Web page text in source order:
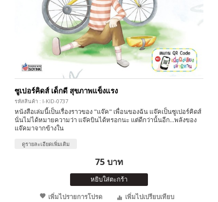
ซูเปอร์คิดส์ เด็กดี สุขภาพแข็งแรง
รหัสสินค้า : I-KID-0737
หนังสือเล่มนี้เป็นเรื่องราวของ "แจ๊ค" เพื่อนของฉัน แจ๊คเป็นซูเปอร์คิดส์
นั่นไม่ได้หมายความว่า แจ๊คบินได้หรอกนะ แต่ดีกว่านั้นอีก...พลังของ
แจ๊คมาจากข้างใน
ดูรายละเอียดเพิ่มเติม
75 บาท
หยิบใส่ตะกร้า
เพิ่มไปรายการโปรด
เพิ่มไปเปรียบเทียบ